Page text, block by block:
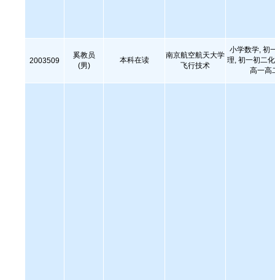
2003509
奚教员
(男)
本科在读
南京航空航天大学
飞行技术
小学数学, 初
理, 初一初二
高一高